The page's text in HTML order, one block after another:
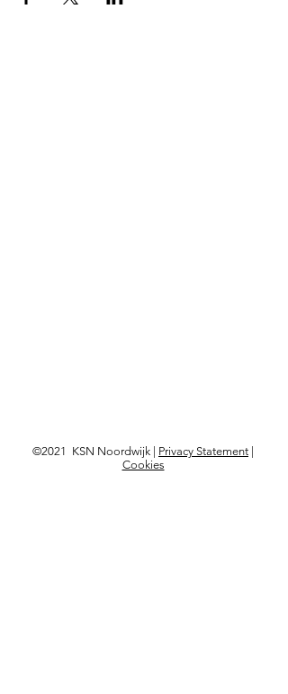
©2021 KSN Noordwijk | Privacy Statement
Cookies